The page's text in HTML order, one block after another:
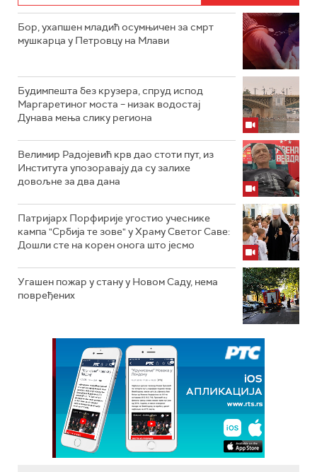
Бор, ухапшен младић осумњичен за смрт
мушкарца у Петровцу на Млави
Будимпешта без крузера, спруд испод
Маргаретиног моста – низак водостај
Дунава мења слику региона
Велимир Радојевић крв дао стоти пут, из
Института упозоравају да су залихе
довољне за два дана
Патријарх Порфирије угостио учеснике
кампа "Србија те зове" у Храму Светог Саве:
Дошли сте на корен онога што јесмо
Угашен пожар у стану у Новом Саду, нема
повређених